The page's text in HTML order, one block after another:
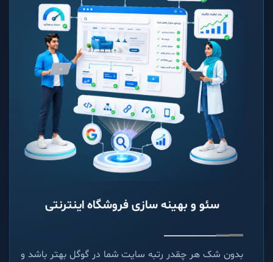
سئو و بهینه سازی فروشگاه اینترنتی
بدون شک هر چقدر رتبه سایت شما در گوگل بهتر باشد و